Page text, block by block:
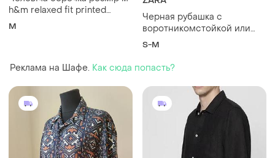
h&m relaxed fit printed
resort shirt з візерунком
M
Черная рубашка с
воротникомстойкой или
мао zara
S-M
Реклама на Шафе. Как сюда попасть?